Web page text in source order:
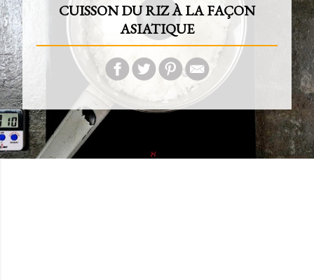
CUISSON DU RIZ À LA FAÇON
ASIATIQUE